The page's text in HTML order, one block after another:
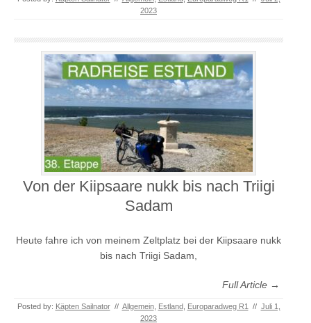
2023
Von der Kiipsaare nukk bis nach Triigi
Sadam
Heute fahre ich von meinem Zeltplatz bei der Kiipsaare nukk
bis nach Triigi Sadam,
Full Article →
Posted by: Käpten Sailnator // Allgemein, Estland, Europaradweg R1 // Juli 1,
2023